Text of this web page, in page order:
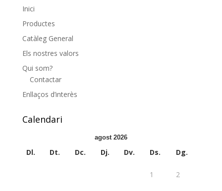
Inici
Productes
Catàleg General
Els nostres valors
Qui som?
Contactar
Enllaços d’interès
Calendari
agost 2026
Dl. Dt. Dc. Dj. Dv. Ds. Dg.
1 2